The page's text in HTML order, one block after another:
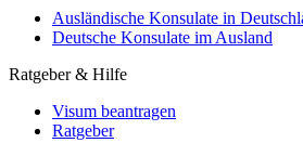
Ausländische Konsulate in
Deutsche Konsulate im Ausland
Ratgeber & Hilfe
Visum beantragen
Ratgeber